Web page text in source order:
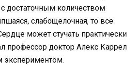
с достаточным количеством
слабощелочная, то все
может стучать практически
профессор доктор Алекс Каррел